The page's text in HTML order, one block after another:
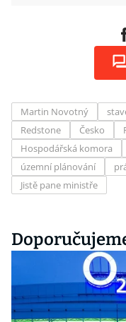
Martin Novotný
Redstone
Česko
Hospodářská komora
územní plánování
Jistě pane ministře